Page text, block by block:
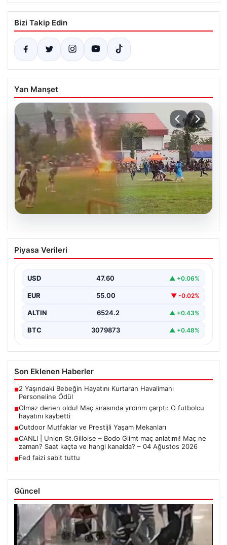
Bizi Takip Edin
Yan Manşet
04.08.2026
Olmaz denen oldu! Maç sırasında
yıldırım çarptı: O futbolcu hayatını
Piyasa Verileri
USD 47.60 ▲ +0.06%
EUR 55.00 ▼ -0.02%
ALTIN 6524.2 ▲ +0.43%
BTC 3079873 ▲ +0.48%
Son Eklenen Haberler
■2 Yaşındaki Bebeğin Hayatını Kurtaran Havalimanı
Personeline Ödül
■Olmaz denen oldu! Maç sırasında yıldırım çarptı: O futbolcu
hayatını kaybetti
■Outdoor Mutfaklar ve Prestijli Yaşam Mekanları
■CANLI | Union St.Gilloise – Bodo Glimt maç anlatımı! Maç ne
zaman? Saat kaçta ve hangi kanalda? – 04 Ağustos 2026
■Fed faizi sabit tuttu
Güncel